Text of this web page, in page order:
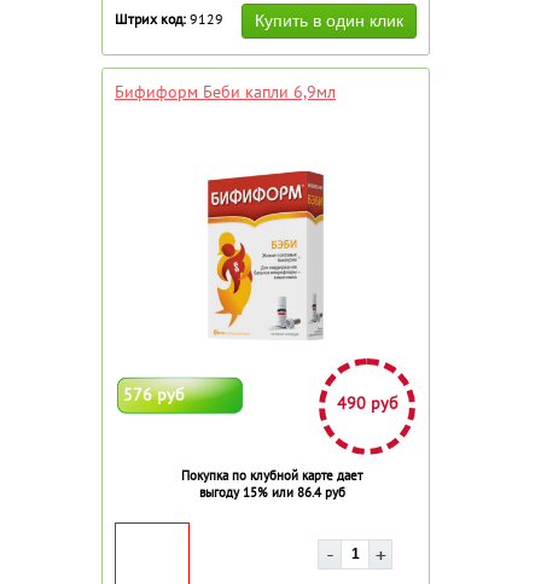
Штрих код: 9129
Бифиформ Беби капли 6,9мл
576 руб 490 руб
Покупка по клубной карте дает
выгоду 15% или 86.4 руб